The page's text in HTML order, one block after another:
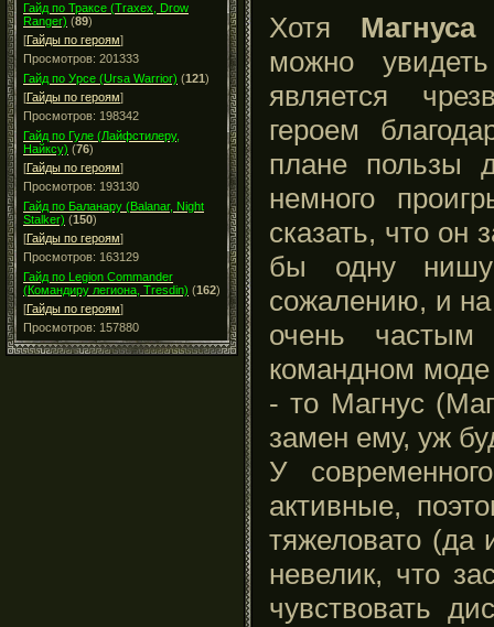
Гайд по Траксе (Traxex, Drow
Ranger) (89)
[Гайды по героям]
Просмотров: 201333
Гайд по Урсе (Ursa Warrior) (121)
[Гайды по героям]
Просмотров: 198342
Гайд по Гуле (Лайфстилеру,
Найксу) (76)
[Гайды по героям]
Просмотров: 193130
Гайд по Баланару (Balanar, Night
Stalker) (150)
[Гайды по героям]
Просмотров: 163129
Гайд по Legion Commander
(Командиру легиона, Tresdin) (162)
[Гайды по героям]
Просмотров: 157880
Хотя Магнуса
можно
является
героем
плане пользы
немного
сказать, что он
бы одну
сожалению, и на
очень
командном
- то Магнус
замен ему, уж
У
активные,
тяжеловато (да
невелик, что
чувствовать